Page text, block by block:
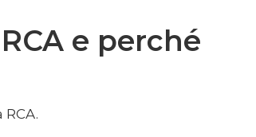
e perché